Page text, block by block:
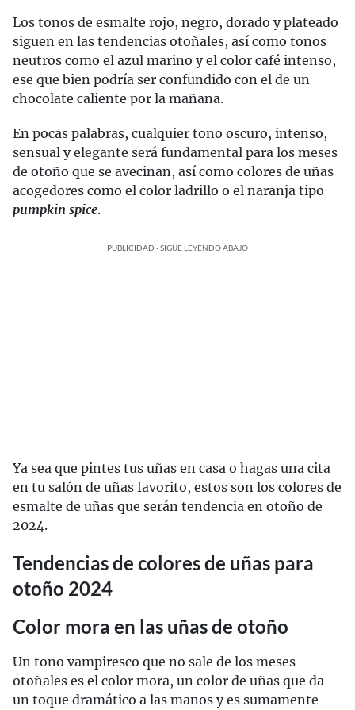
Los tonos de esmalte rojo, negro, dorado y plateado
siguen en las tendencias otoñales, así como tonos
neutros como el azul marino y el color café intenso,
ese que bien podría ser confundido con el de un
chocolate caliente por la mañana.
En pocas palabras, cualquier tono oscuro, intenso,
sensual y elegante será fundamental para los meses
de otoño que se avecinan, así como colores de uñas
acogedores como el color ladrillo o el naranja tipo
pumpkin spice.
PUBLICIDAD - SIGUE LEYENDO ABAJO
Ya sea que pintes tus uñas en casa o hagas una cita
en tu salón de uñas favorito, estos son los colores de
esmalte de uñas que serán tendencia en otoño de
2024.
Tendencias de colores de uñas para
otoño 2024
Color mora en las uñas de otoño
Un tono vampiresco que no sale de los meses
otoñales es el color mora, un color de uñas que da
un toque dramático a las manos y es sumamente